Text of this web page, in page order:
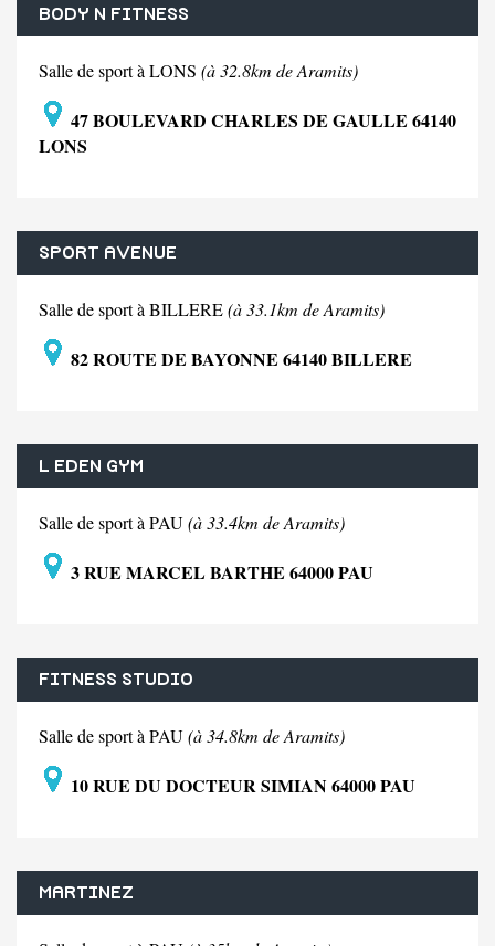
BODY N FITNESS
Salle de sport à LONS (à 32.8km de Aramits)
47 BOULEVARD CHARLES DE GAULLE 64140
LONS
SPORT AVENUE
Salle de sport à BILLERE(à 33.1km de Aramits)
82 ROUTE DE BAYONNE 64140 BILLERE
L EDEN GYM
Salle de sport à PAU(à 33.4km de Aramits)
3 RUE MARCEL BARTHE 64000 PAU
FITNESS STUDIO
Salle de sport à PAU(à 34.8km de Aramits)
10 RUE DU DOCTEUR SIMIAN 64000 PAU
MARTINEZ